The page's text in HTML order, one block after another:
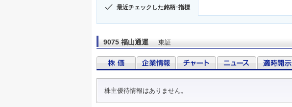
最近チェックした銘柄･指標
9075 福山通運 東証
株主優待情報はありません。